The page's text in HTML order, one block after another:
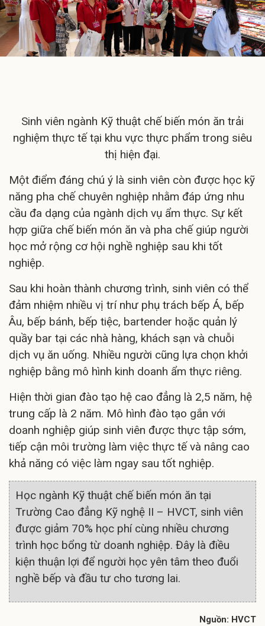
Sinh viên ngành Kỹ thuật chế biến món ăn trải
nghiệm thực tế tại khu vực thực phẩm trong siêu
thị hiện đại.
Một điểm đáng chú ý là sinh viên còn được học kỹ
năng pha chế chuyên nghiệp nhằm đáp ứng nhu
cầu đa dạng của ngành dịch vụ ẩm thực. Sự kết
hợp giữa chế biến món ăn và pha chế giúp người
học mở rộng cơ hội nghề nghiệp sau khi tốt
nghiệp.
Sau khi hoàn thành chương trình, sinh viên có thể
đảm nhiệm nhiều vị trí như phụ trách bếp Á, bếp
Âu, bếp bánh, bếp tiệc, bartender hoặc quản lý
quầy bar tại các nhà hàng, khách sạn và chuỗi
dịch vụ ăn uống. Nhiều người cũng lựa chọn khởi
nghiệp bằng mô hình kinh doanh ẩm thực riêng.
Hiện thời gian đào tạo hệ cao đẳng là 2,5 năm, hệ
trung cấp là 2 năm. Mô hình đào tạo gắn với
doanh nghiệp giúp sinh viên được thực tập sớm,
tiếp cận môi trường làm việc thực tế và nâng cao
khả năng có việc làm ngay sau tốt nghiệp.
Học ngành Kỹ thuật chế biến món ăn tại
Trường Cao đẳng Kỹ nghệ II – HVCT, sinh viên
được giảm 70% học phí cùng nhiều chương
trình học bổng từ doanh nghiệp. Đây là điều
kiện thuận lợi để người học yên tâm theo đuổi
nghề bếp và đầu tư cho tương lai.
Nguồn: HVCT